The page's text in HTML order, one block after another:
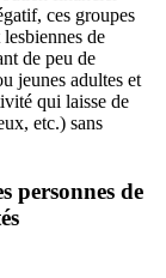
ces groupes
de
de peu de
jeunes adultes et
qui laisse de
etc.) sans
personnes de